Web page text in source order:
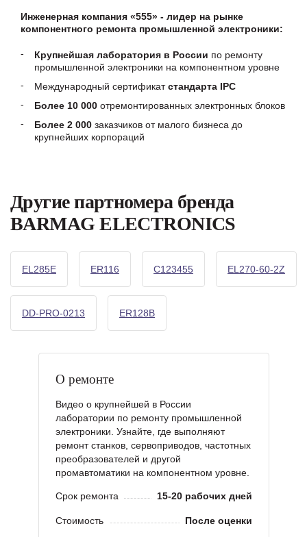
Инженерная компания «555» - лидер на рынке
компонентного ремонта промышленной электроники:
Крупнейшая лаборатория в России по ремонту
промышленной электроники на компонентном уровне
Международный сертификатстандарта IPC
Более 10 000 отремонтированных электронных блоков
Более 2 000 заказчиков от малого бизнеса до
крупнейших корпораций
Другие партномера бренда
BARMAG ELECTRONICS
EL285E ER116 C123455 EL270-60-2Z
DD-PRO-0213 ER128B
О ремонте
Видео о крупнейшей в России
лаборатории по ремонту промышленной
электроники. Узнайте, где выполняют
ремонт станков, сервоприводов, частотных
преобразователей и другой
промавтоматики на компонентном уровне.
Срок ремонта 15-20 рабочих дней
Стоимость После оценки